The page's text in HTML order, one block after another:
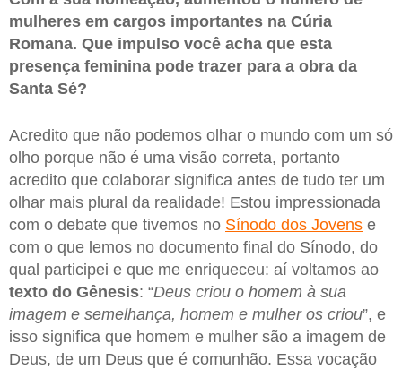
mulheres em cargos importantes na Cúria
Romana. Que impulso você acha que esta
presença feminina pode trazer para a obra da
Santa Sé?
Acredito que não podemos olhar o mundo com um só
olho porque não é uma visão correta, portanto
acredito que colaborar significa antes de tudo ter um
olhar mais plural da realidade! Estou impressionada
com o debate que tivemos no Sínodo dos Jovens e
com o que lemos no documento final do Sínodo, do
qual participei e que me enriqueceu: aí voltamos ao
texto do Gênesis: “Deus criou o homem à sua
imagem e semelhança, homem e mulher os criou”, e
isso significa que homem e mulher são a imagem de
Deus, de um Deus que é comunhão. Essa vocação